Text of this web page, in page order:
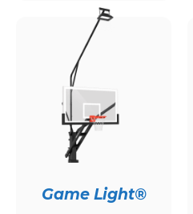
Game Light®